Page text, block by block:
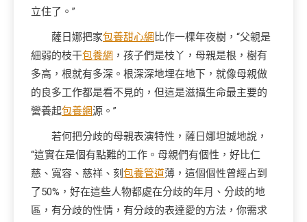
立住了。”
薩日娜把家包養甜心網比作一棵年夜樹，“父親是
細弱的枝干包養網 ，孩子們是枝丫，母親是根，樹有
多高，根就有多深。根深深地埋在地下，就像母親做
的良多工作都是看不見的，但這是滋攝生命最主要的
營養起包養網源。”
若何把分歧的母親表演特性，薩日娜坦誠地說，
“這實在是個有點難的工作。母親們有個性，好比仁
慈、寬容、慈祥、刻包養管道薄，這個個性曾經占到
了50%，好在這些人物都處在分歧的年月、分歧的地
區，有分歧的性情，有分歧的表達愛的方法，你需求